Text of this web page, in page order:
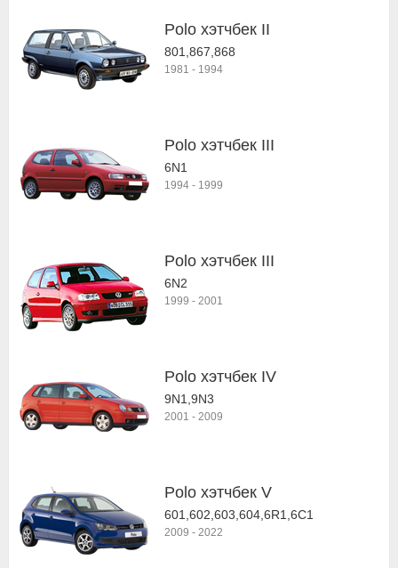
Polo хэтчбек II
801,867,868
1981 - 1994
Polo хэтчбек III
6N1
1994 - 1999
Polo хэтчбек III
6N2
1999 - 2001
Polo хэтчбек IV
9N1,9N3
2001 - 2009
Polo хэтчбек V
601,602,603,604,6R1,6С1
2009 - 2022